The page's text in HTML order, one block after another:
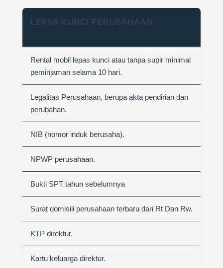
LEPAS KUNCI PERUSAHAAN
Rental mobil lepas kunci atau tanpa supir minimal
peminjaman selama 10 hari.
Legalitas Perusahaan, berupa akta pendirian dan
perubahan.
NIB (nomor induk berusaha).
NPWP perusahaan.
Bukti SPT tahun sebelumnya
Surat domisili perusahaan terbaru dari Rt Dan Rw.
KTP direktur.
Kartu keluarga direktur.